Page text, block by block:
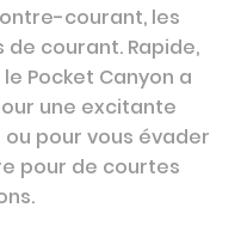
courant, les
courant. Rapide,
Pocket Canyon a
une excitante
pour vous évader
pour de courtes